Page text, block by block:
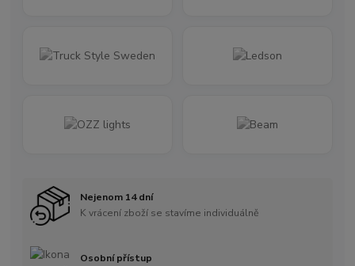
Nejenom 14 dní
K vrácení zboží se stavíme individuálně
Osobní přístup